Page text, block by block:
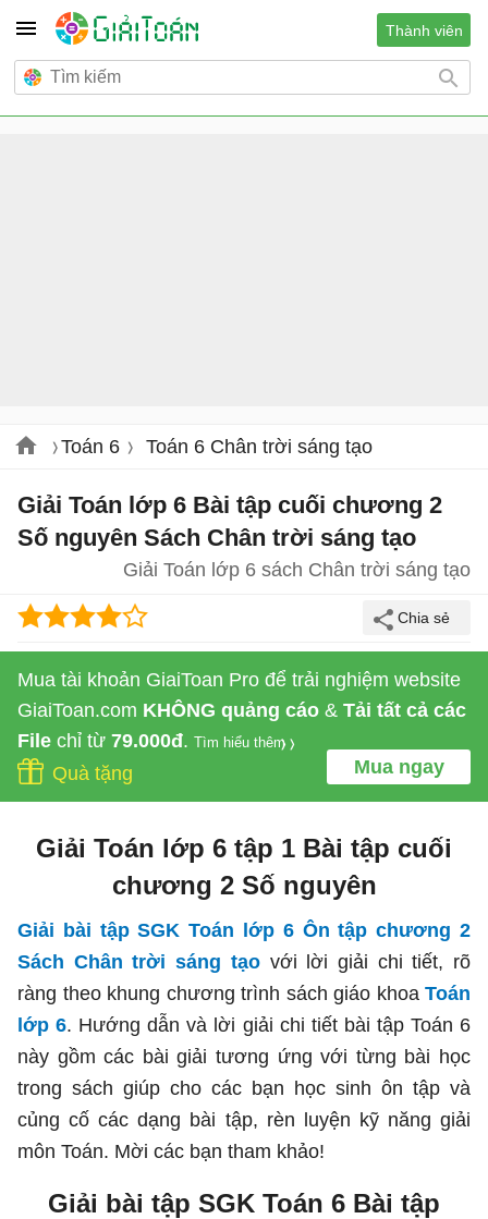
Thành viên
Toán 6 Toán 6 Chân trời sáng tạo
Giải Toán lớp 6 Bài tập cuối chương 2
Số nguyên Sách Chân trời sáng tạo
Giải Toán lớp 6 sách Chân trời sáng tạo
Mua tài khoản GiaiToan Pro để trải nghiệm website
GiaiToan.com KHÔNG quảng cáo & Tải tất cả các
File chỉ từ 79.000đ. Tìm hiểu thêm
Mua ngay
Quà tặng
Giải Toán lớp 6 tập 1 Bài tập cuối
chương 2 Số nguyên
Giải bài tập SGK Toán lớp 6 Ôn tập chương 2
Sách Chân trời sáng tạovới lời giải chi tiết, rõ
ràng theo khung chương trình sách giáo khoa Toán
lớp 6. Hướng dẫn và lời giải chi tiết bài tập Toán 6
này gồm các bài giải tương ứng với từng bài học
trong sách giúp cho các bạn học sinh ôn tập và
củng cố các dạng bài tập, rèn luyện kỹ năng giải
môn Toán. Mời các bạn tham khảo!
Giải bài tập SGK Toán 6 Bài tập